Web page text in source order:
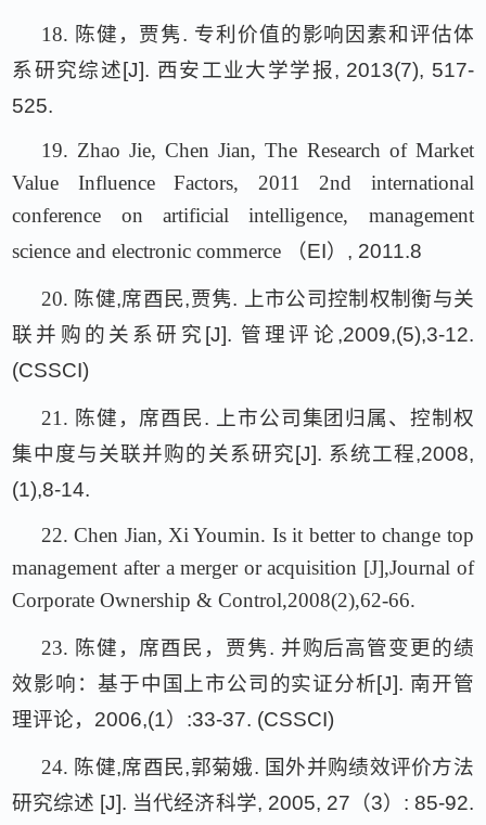
18. 陈健，贾隽. 专利价值的影响因素和评估体
系研究综述 [J]. 西安工业大学学报, 2013(7), 517-
525.
19. Zhao Jie, Chen Jian, The Research of Market
Value Influence Factors, 2011 2nd international
conference on artificial intelligence, management
science and electronic commerce
（EI） , 2011.8
20. 陈健,席酉民,贾隽. 上市公司控制权制衡与关
联并购的关系研究 [J]. 管理评论 ,2009,(5),3-12.
(CSSCI)
21. 陈健，席酉民. 上市公司集团归属、控制权
集中度与关联并购的关系研究 [J]. 系统工程,2008,
(1),8-14.
22.Chen Jian, Xi Youmin. Is it better to change top
management after a merger or acquisition [J],Journal of
Corporate Ownership & Control,2008(2),62-66.
23. 陈健，席酉民，贾隽. 并购后高管变更的绩
效影响：基于中国上市公司的实证分析[J]. 南开管
理评论， 2006,(1） :33-37. (CSSCI)
24. 陈健,席酉民,郭菊娥. 国外并购绩效评价方法
研究综述 [J]. 当代经济科学, 2005, 27 （3） : 85-92.